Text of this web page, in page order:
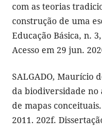
com as teorias
construção de uma
Educação Básica, n.
Acesso em 29 jun.
SALGADO, Maurício
da biodiversidade no
de mapas
2011. 202f.